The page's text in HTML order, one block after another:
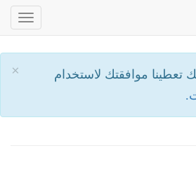
×
تعطينا موافقتك لاستخدام